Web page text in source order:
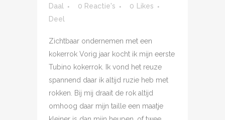
Daal
0 Reactie's 0
Likes
Deel
Zichtbaar ondernemen met een
kokerrok Vorig jaar kocht ik mijn eerste
Tubino kokerrok. Ik vond het reuze
spannend daar ik altijd ruzie heb met
rokken. Bij mij draait de rok altijd
omhoog daar mijn taille een maatje